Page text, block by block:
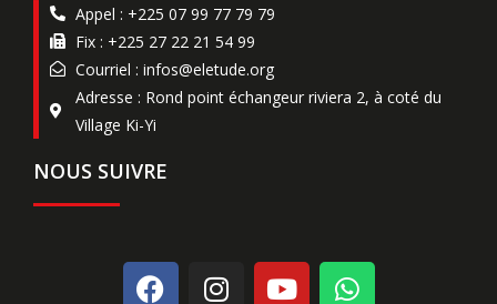
Appel : +225 07 99 77 79 79
Fix : +225 27 22 21 54 99
Courriel : infos@eletude.org
Adresse : Rond point échangeur riviera 2, à coté du
Village Ki-Yi
NOUS SUIVRE